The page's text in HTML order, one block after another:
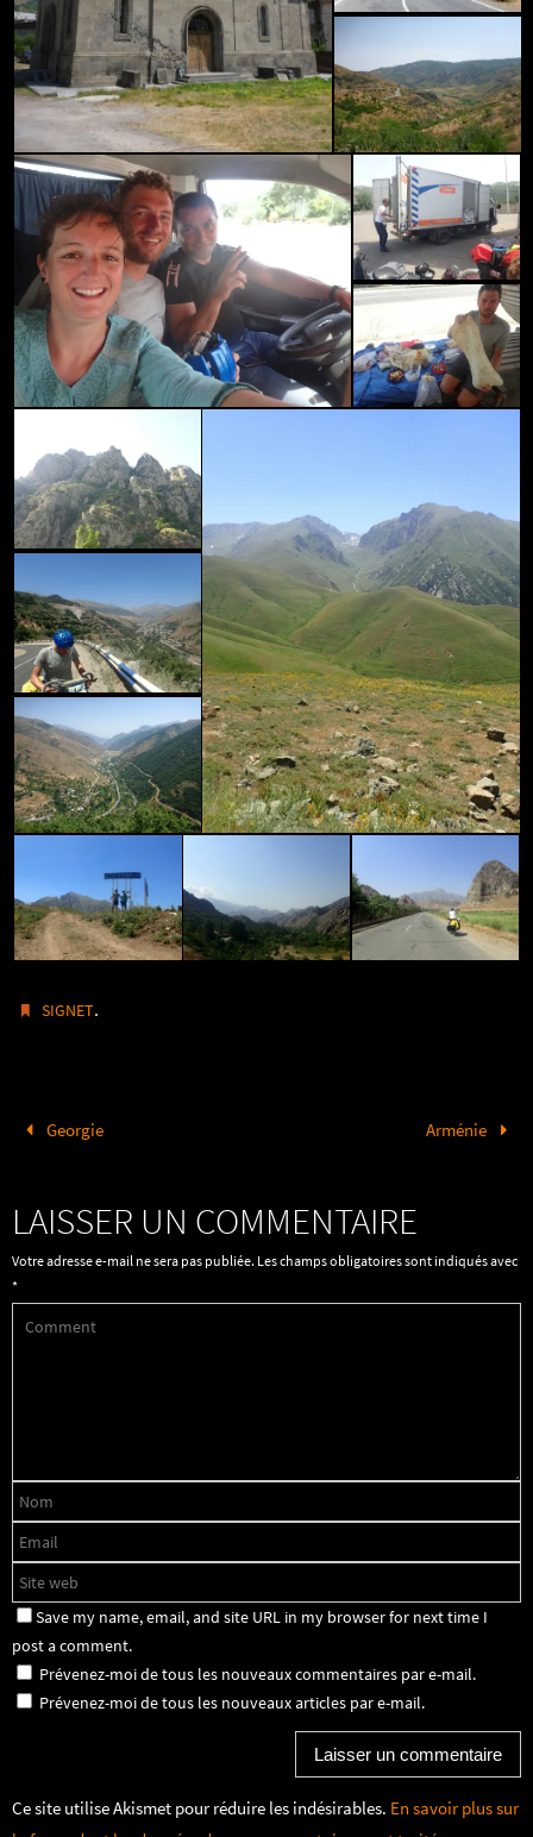
SIGNET.
Georgie Arménie
LAISSER UN COMMENTAIRE
Votre adresse e-mail ne sera pas publiée. Les champs obligatoires sont indiqués avec
*
Save my name, email, and site URL in my browser for next time I
post a comment.
Prévenez-moi de tous les nouveaux commentaires par e-mail.
Prévenez-moi de tous les nouveaux articles par e-mail.
Ce site utilise Akismet pour réduire les indésirables. En savoir plus sur